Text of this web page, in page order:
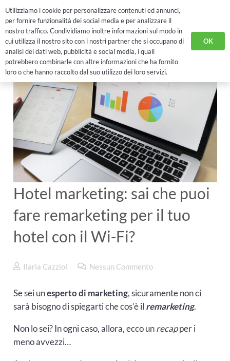
RICHIEDI DEMO
Hotel marketing: sai che puoi
fare remarketing per il tuo
hotel con il Wi-Fi?
Ilaria Cazziol Nessun Commento
Se sei unesperto di marketing, sicuramente non ci
sarà bisogno di spiegarti che cos’è il remarketing.
Non lo sei? In ogni caso, allora, ecco unrecapper i
meno avvezzi…
Utilizziamo i cookie per personalizzare contenuti ed annunci,
per fornire funzionalità dei social media e per analizzare il
nostro traffico. Condividiamo inoltre informazioni sul modo in
cui utilizza il nostro sito con i nostri partner che si occupano di
analisi dei dati web, pubblicità e social media, i quali
potrebbero combinarle con altre informazioni che ha fornito
loro o che hanno raccolto dal suo utilizzo dei loro servizi.
OK